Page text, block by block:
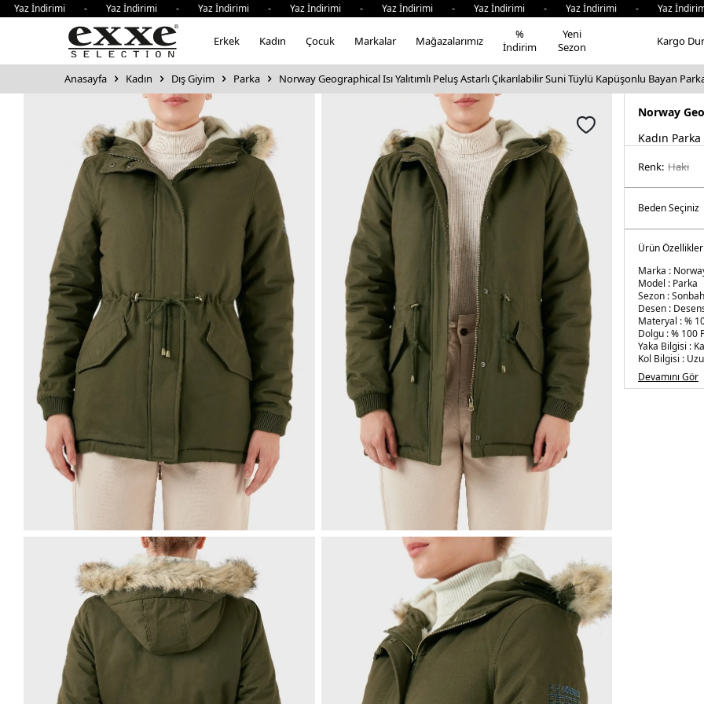
- Yaz İndirimi - Yaz İndirimi - Yaz İndirimi - Yaz İndirimi - Yaz İndirimi - Yaz İndirimi - Yaz
Erkek Kadın Çocuk Markalar Mağazalarımız
%
İndirim
Yeni
Sezon
Kargo
Anasayfa Kadın Dış Giyim Parka Norway Geographical Isı Yalıtımlı Peluş Astarlı Çıkarılabilir Suni Tüylü Kapüşonlu Bayan
Norway
Kadın Parka
Renk: haki̇
Ürün Özellikleri
Marka :
Model : Parka
Sezon :
Desen :
Materyal :%
Dolgu :% 100
Yaka Bilgisi :
Kol Bilgisi :
Kapama Bilgisi :
Cep Bilgisi :
Devamını Gör